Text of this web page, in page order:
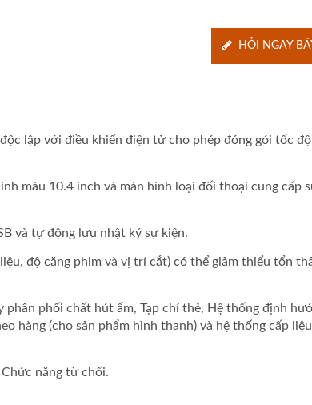
HỎI NGAY
lập với điều khiển điện tử cho phép đóng gói tốc
màu 10.4 inch và màn hình loại đối thoại cung cấp
và tự động lưu nhật ký sự kiện.
độ căng phim và vị trí cắt) có thể giảm thiểu tổn
phối chất hút ẩm, Tạp chí thẻ, Hệ thống định
hàng (cho sản phẩm hình thanh) và hệ thống cấp
năng từ chối.